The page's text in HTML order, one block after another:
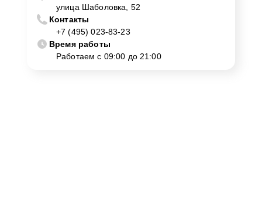
улица Шаболовка, 52
Контакты
+7 (495) 023-83-23
Время работы
Работаем с 09:00 до 21:00